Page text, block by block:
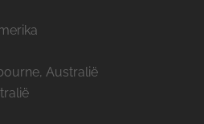
Australië